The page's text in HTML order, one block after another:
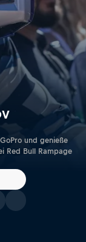
und genieße
Red Bull Rampage